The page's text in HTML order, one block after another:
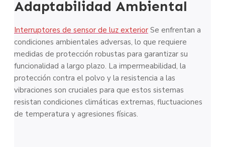
Adaptabilidad Ambiental
Interruptores de sensor de luz exterior Se enfrentan a
condiciones ambientales adversas, lo que requiere
medidas de protección robustas para garantizar su
funcionalidad a largo plazo. La impermeabilidad, la
protección contra el polvo y la resistencia a las
vibraciones son cruciales para que estos sistemas
resistan condiciones climáticas extremas, fluctuaciones
de temperatura y agresiones físicas.